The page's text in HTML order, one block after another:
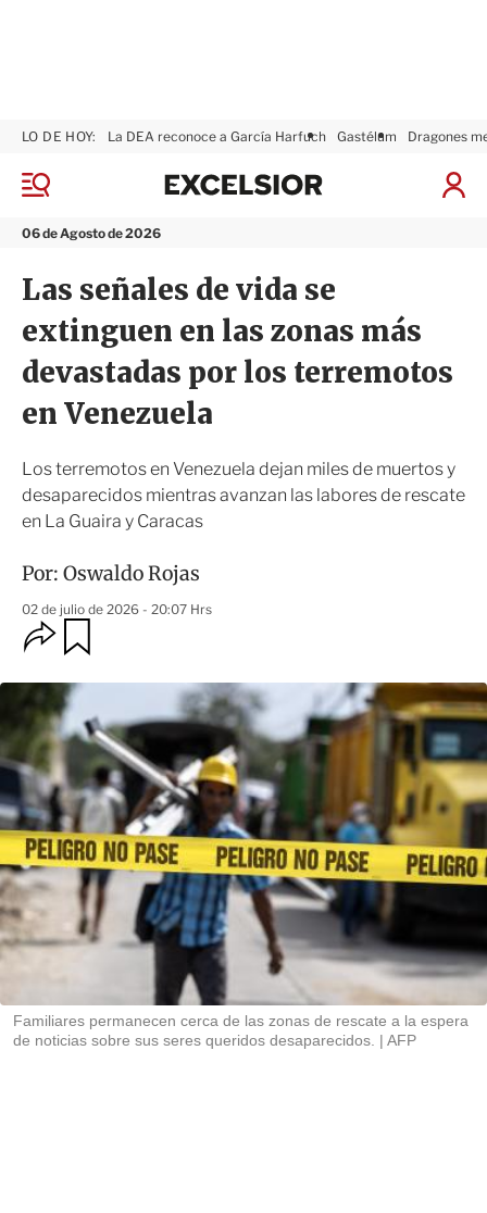
M
n
06 de Agosto de 2026
LO DE HOY: La DEA reconoce a García Harfuch Gastélum Dragones
I
x
i
r
Las señales de vida se
extinguen en las zonas más
devastadas por los terremotos
en Venezuela
Los terremotos en Venezuela dejan miles de muertos y
desaparecidos mientras avanzan las labores de rescate
en La Guaira y Caracas
Por: Oswaldo Rojas
02 de julio de 2026 - 20:07 Hrs
O
p
i
o
n
e
s
d
e
c
o
m
r
r
a
r
Familiares permanecen cerca de las zonas de rescate a la espera
de noticias sobre sus seres queridos desaparecidos.
AFP